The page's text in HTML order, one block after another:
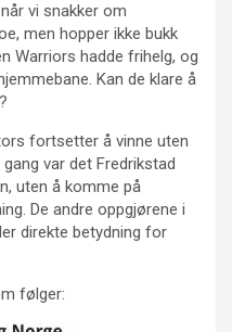
vi snakker om
men hopper ikke bukk
Warriors hadde frihelg, og
Kan de klare å
fortsetter å vinne uten
var det Fredrikstad
uten å komme på
De andre oppgjørene i
direkte betydning for
følger: